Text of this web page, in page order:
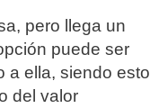
pero llega un
puede ser
a ella, siendo esto
del valor